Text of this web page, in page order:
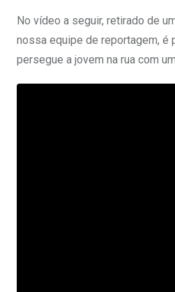
No vídeo a seguir, retirado de
nossa equipe de reportagem, é
persegue a jovem na rua com